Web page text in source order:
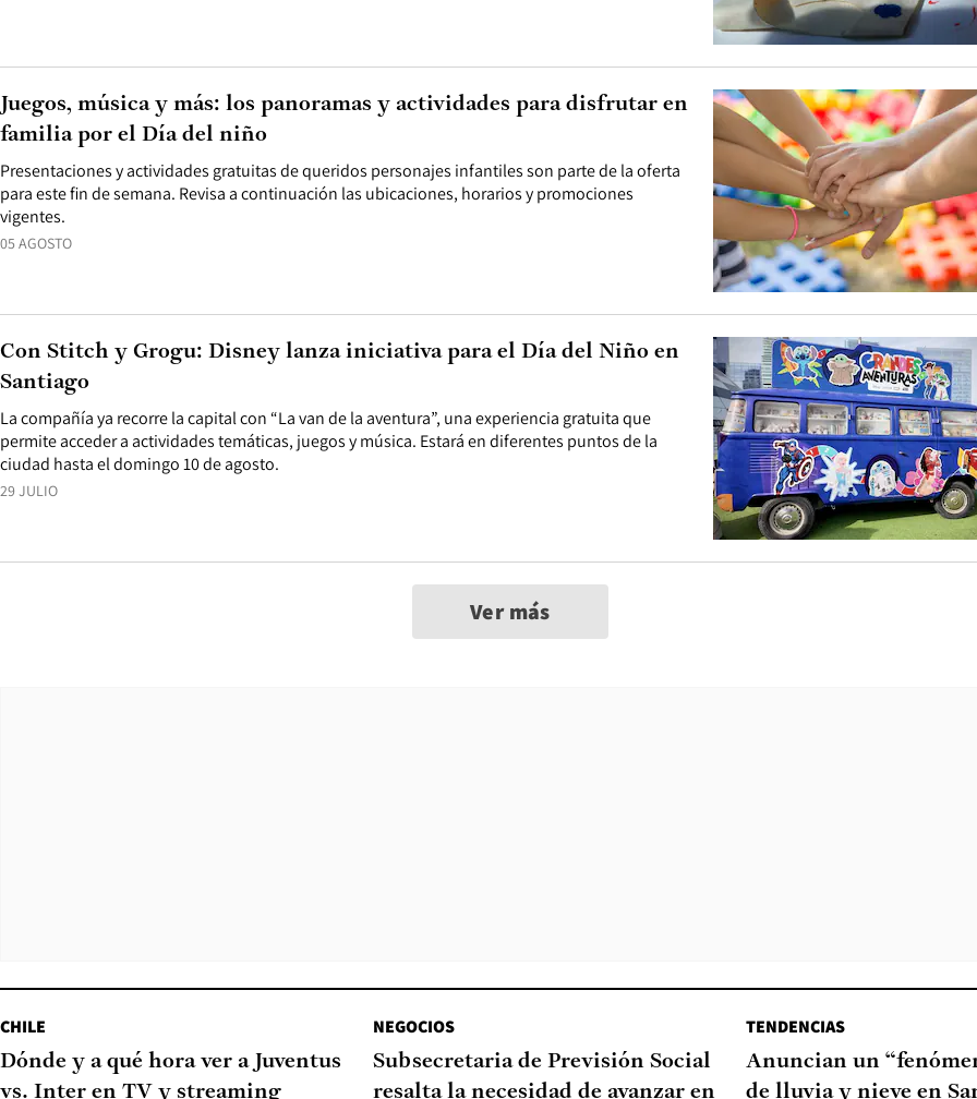
05 AGOSTO
Presentaciones y actividades gratuitas de queridos personajes infantiles son parte de la oferta
para este fin de semana. Revisa a continuación las ubicaciones, horarios y promociones
vigentes.
Juegos, música y más: los panoramas y actividades para disfrutar en
familia por el Día del niño
29 JULIO
La compañía ya recorre la capital con “La van de la aventura”, una experiencia gratuita que
permite acceder a actividades temáticas, juegos y música. Estará en diferentes puntos de la
ciudad hasta el domingo 10 de agosto.
Con Stitch y Grogu: Disney lanza iniciativa para el Día del Niño en
Santiago
Ver más
CHILE
Dónde y a qué hora ver a Juventus
vs. Inter en TV y streaming
NEGOCIOS
Subsecretaria de Previsión Social
resalta la necesidad de avanzar en
TENDENCIAS
Anuncian un
de lluvia y nieve en